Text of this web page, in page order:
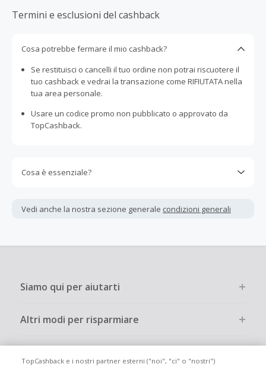
Termini e esclusioni del cashback
Cosa potrebbe fermare il mio cashback?
Se restituisci o cancelli il tuo ordine non potrai riscuotere il
tuo cashback e vedrai la transazione come RIFIUTATA nella
tua area personale.
Usare un codice promo non pubblicato o approvato da
TopCashback.
Cosa è essenziale?
interamente online.
dall'acquisto. Pertanto, se noti che il tuo cashback è
Vedi anche la nostra sezione generale condizioni generali
Siamo qui per aiutarti
Altri modi per risparmiare
TopCashback e i nostri partner esterni ("noi", "ci" o "nostri")